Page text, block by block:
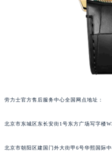
劳力士官方售后服务中心全国网点地址：
北京市东城区东长安街1号东方广场写字楼
北京市朝阳区建国门外大街甲6号华熙国际